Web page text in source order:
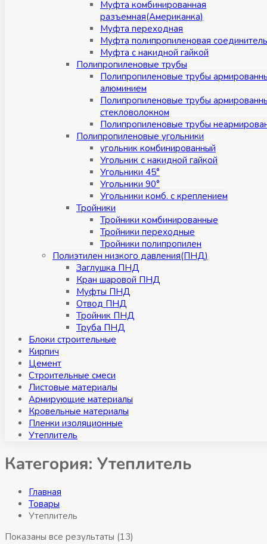
Муфта комбинированная
разъемная(Американка)
Муфта переходная
Муфта полипропиленовая
Муфта с накидной гайкой
Полипропиленовые трубы
Полипропиленовые трубы
алюминием
Полипропиленовые трубы
стекловолокном
Полипропиленовые трубы
Полипропиленовые угольники
угольник комбинированный
Угольник с накидной гайкой
Угольники 45°
Угольники 90°
Угольники комб. с креплением
Тройники
Тройники комбинированные
Тройники переходные
Тройники полипропилен
Полиэтилен низкого давления(ПНД)
Заглушка ПНД
Кран шаровой ПНД
Муфты ПНД
Отвод ПНД
Тройник ПНД
Труба ПНД
Блоки строительные
Кирпич
Цемент
Строительные смеси
Листовые материалы
Армирующие материалы
Кровельные материалы
Пленки изоляционные
Утеплитель
Категория: Утеплитель
Главная
Товары
Утеплитель
Показаны все результаты (13)